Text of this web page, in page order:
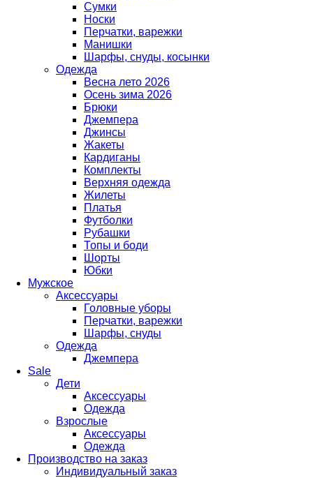
Сумки
Носки
Перчатки, варежки
Манишки
Шарфы, снуды, косынки
Одежда
Весна лето 2026
Осень зима 2026
Брюки
Джемпера
Джинсы
Жакеты
Кардиганы
Комплекты
Верхняя одежда
Жилеты
Платья
Футболки
Рубашки
Топы и боди
Шорты
Юбки
Мужское
Аксессуары
Головные уборы
Перчатки, варежки
Шарфы, снуды
Одежда
Джемпера
Sale
Дети
Аксессуары
Одежда
Взрослые
Аксессуары
Одежда
Производство на заказ
Индивидуальный заказ